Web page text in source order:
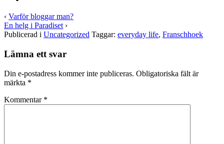
‹ Varför bloggar man?
En helg i Paradiset ›
Publicerad i Uncategorized Taggar: everyday life, Franschhoek
Lämna ett svar
Din e-postadress kommer inte publiceras. Obligatoriska fält är
märkta *
Kommentar *